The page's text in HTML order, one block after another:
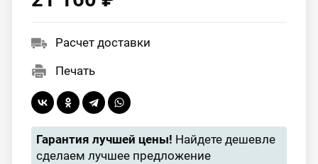
Расчет доставки
Печать
Гарантия лучшей цены! Найдете дешевле
сделаем лучшее предложение